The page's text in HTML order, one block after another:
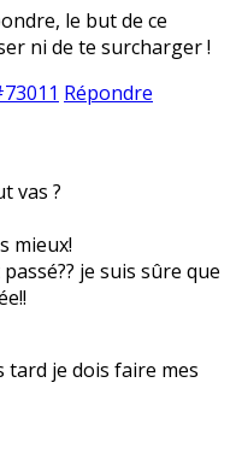
le but de ce
ni de te surcharger !
Répondre
vas ?
mieux!
je suis sûre que
tard je dois faire mes